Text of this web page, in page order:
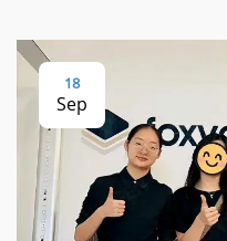
18
Sep